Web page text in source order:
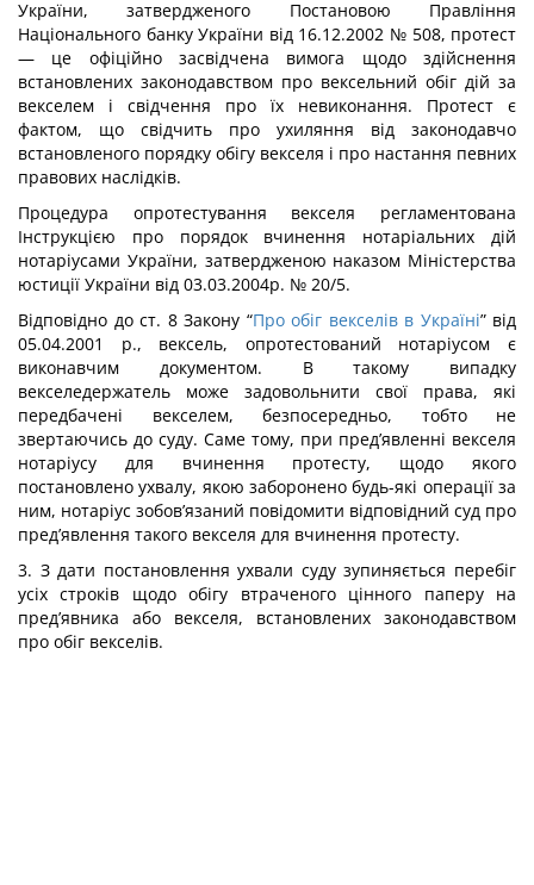
України, затвердженого Постановою Правління
Національного банку України від 16.12.2002 № 508, протест
— це офіційно засвідчена вимога щодо здійснення
встановлених законодавством про вексельний обіг дій за
векселем і свідчення про їх невиконання. Протест є
фактом, що свідчить про ухиляння від законодавчо
встановленого порядку обігу векселя і про настання певних
правових наслідків.
Процедура опротестування векселя регламентована
Інструкцією про порядок вчинення нотаріальних дій
нотаріусами України, затвердженою наказом Міністерства
юстиції України від 03.03.2004р. № 20/5.
Відповідно до ст. 8 Закону “Про обіг векселів в Україні” від
05.04.2001 р., вексель, опротестований нотаріусом є
виконавчим документом. В такому випадку
векселедержатель може задовольнити свої права, які
передбачені векселем, безпосередньо, тобто не
звертаючись до суду. Саме тому, при пред’явленні векселя
нотаріусу для вчинення протесту, щодо якого
постановлено ухвалу, якою заборонено будь-які операції за
ним, нотаріус зобов’язаний повідомити відповідний суд про
пред’явлення такого векселя для вчинення протесту.
3. З дати постановлення ухвали суду зупиняється перебіг
усіх строків щодо обігу втраченого цінного паперу на
пред’явника або векселя, встановлених законодавством
про обіг векселів.